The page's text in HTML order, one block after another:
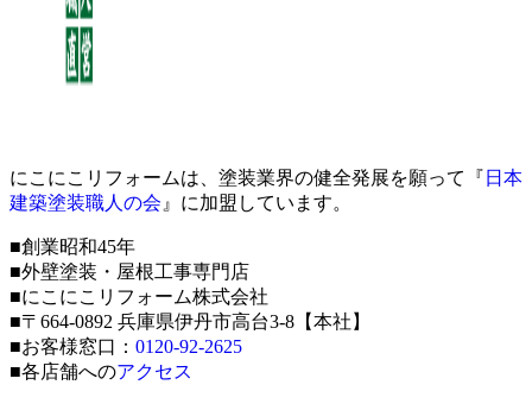
にこにこリフォームは、塗装業界の健全発展を願って『 日本
建築塗装職人の会 』に加盟しています。
■創業昭和45年
■外壁塗装・屋根工事専門店
■にこにこリフォーム株式会社
■〒664-0892 兵庫県伊丹市高台3-8【本社】
■お客様窓口： 0120-92-2625
■各店舗へのアクセス